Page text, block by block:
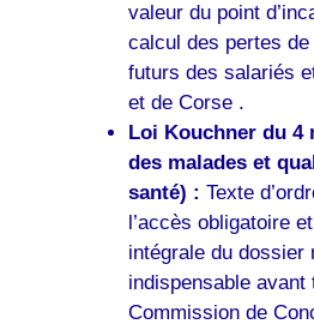
valeur du point
calcul des pertes
futurs des salariés
et de Corse .
Loi Kouchner du 4
des malades et
santé) : Texte
l’accès obligatoire
intégrale du dossier
indispensable
Commission de